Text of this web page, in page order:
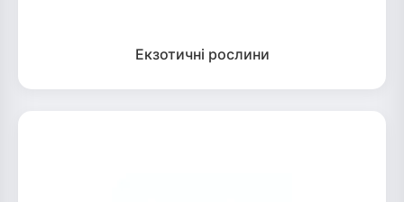
Екзотичні рослини